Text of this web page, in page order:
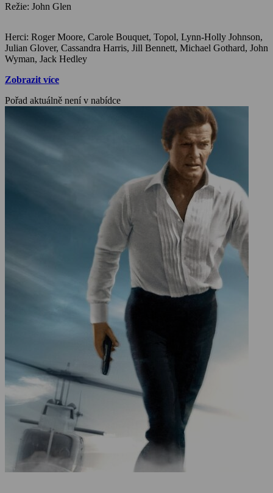
Režie: John Glen
Herci: Roger Moore, Carole Bouquet, Topol, Lynn-Holly Johnson,
Julian Glover, Cassandra Harris, Jill Bennett, Michael Gothard, John
Wyman, Jack Hedley
Zobrazit více
Pořad aktuálně není v nabídce